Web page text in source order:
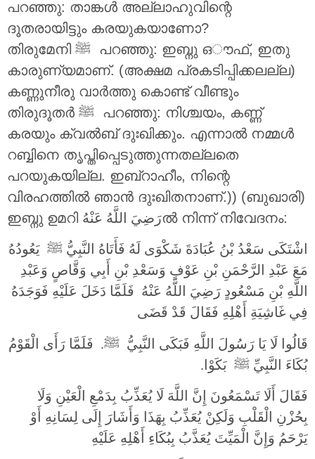
പറഞ്ഞു: താങ്കൾ അല്ലാഹുവിന്റെ
ദൂതരായിട്ടും കരയുകയാണോ?
തിരുമേനി ‎ﷺ പറഞ്ഞു: ഇബ്നു ഒൗഫ്, ഇതു
കാരുണ്യമാണ്. (അക്ഷമ പ്രകടിപ്പിക്കലല്ല)
കണ്ണുനീരു വാർത്തു കൊണ്ട് വീണ്ടും
തിരുദൂതർ ‎ﷺ പറഞ്ഞു: നിശ്ചയം, കണ്ണ്
കരയും ക്വൽബ് ദുഃഖിക്കും. എന്നാൽ നമ്മൾ
റബ്ബിനെ തൃപ്തിപ്പെടുത്തുന്നതല്ലതെ
പറയുകയില്ല. ഇബ്റാഹീം, നിന്റെ
വിരഹത്തിൽ ഞാൻ ദുഃഖിതനാണ്.)) (ബുഖാരി)
ഇബ്നു ഉമറി رَضِيَ اللَّهُ عَنْهُൽ നിന്ന് നിവേദനം:
اشْتَكَى سَعْدُ بْنُ عُبَادَةَ شَكْوَى لَهُ فَأَتَاهُ النَّبِيُّ ‎ﷺ يَعُودُهُ
مَعَ عَبْدِ الرَّحْمَنِ بْنِ عَوْفٍ وَسَعْدِ بْنِ أَبِي وَقَّاصٍ وَعَبْدِ
اللَّهِ بْنِ مَسْعُودٍ رَضِيَ اللَّهُ عَنْهُ فَلَمَّا دَخَلَ عَلَيْهِ فَوَجَدَهُ
فِي غَاشِيَةِ أَهْلِهِ فَقَالَ قَدْ قَضَى
قَالُوا لَا يَا رَسُولَ اللَّهِ فَبَكَى النَّبِيُّ ‎ﷺ. فَلَمَّا رَأَى الْقَوْمُ
بُكَاءَ النَّبِيِّ ‎ﷺ بَكَوْا.
فَقَالَ أَلَا تَسْمَعُونَ إِنَّ اللَّهَ لَا يُعَذِّبُ بِدَمْعِ الْعَيْنِ وَلَا
بِحُزْنِ الْقَلْبِ وَلَكِنْ يُعَذِّبُ بِهَذَا وَأَشَارَ إِلَى لِسَانِهِ أَوْ
يَرْحَمُ وَإِنَّ الْمَيِّتَ يُعَذَّبُ بِبُكَاءِ أَهْلِهِ عَلَيْهِ